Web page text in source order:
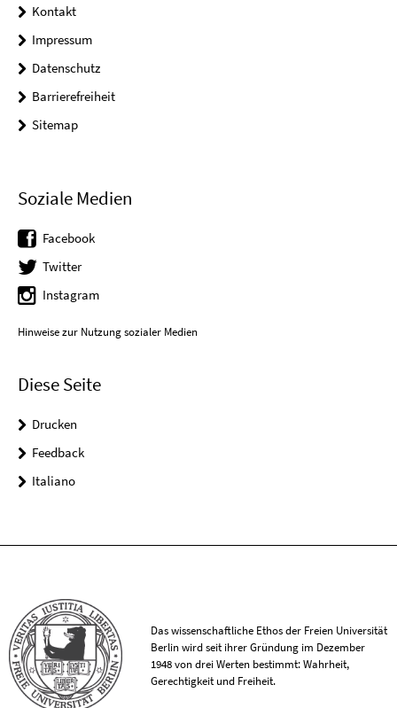
Kontakt
Impressum
Datenschutz
Barrierefreiheit
Sitemap
Soziale Medien
Facebook
Twitter
Instagram
Hinweise zur Nutzung sozialer Medien
Diese Seite
Drucken
Feedback
Italiano
Das wissenschaftliche Ethos der Freien Universität
Berlin wird seit ihrer Gründung im Dezember
1948 von drei Werten bestimmt: Wahrheit,
Gerechtigkeit und Freiheit.